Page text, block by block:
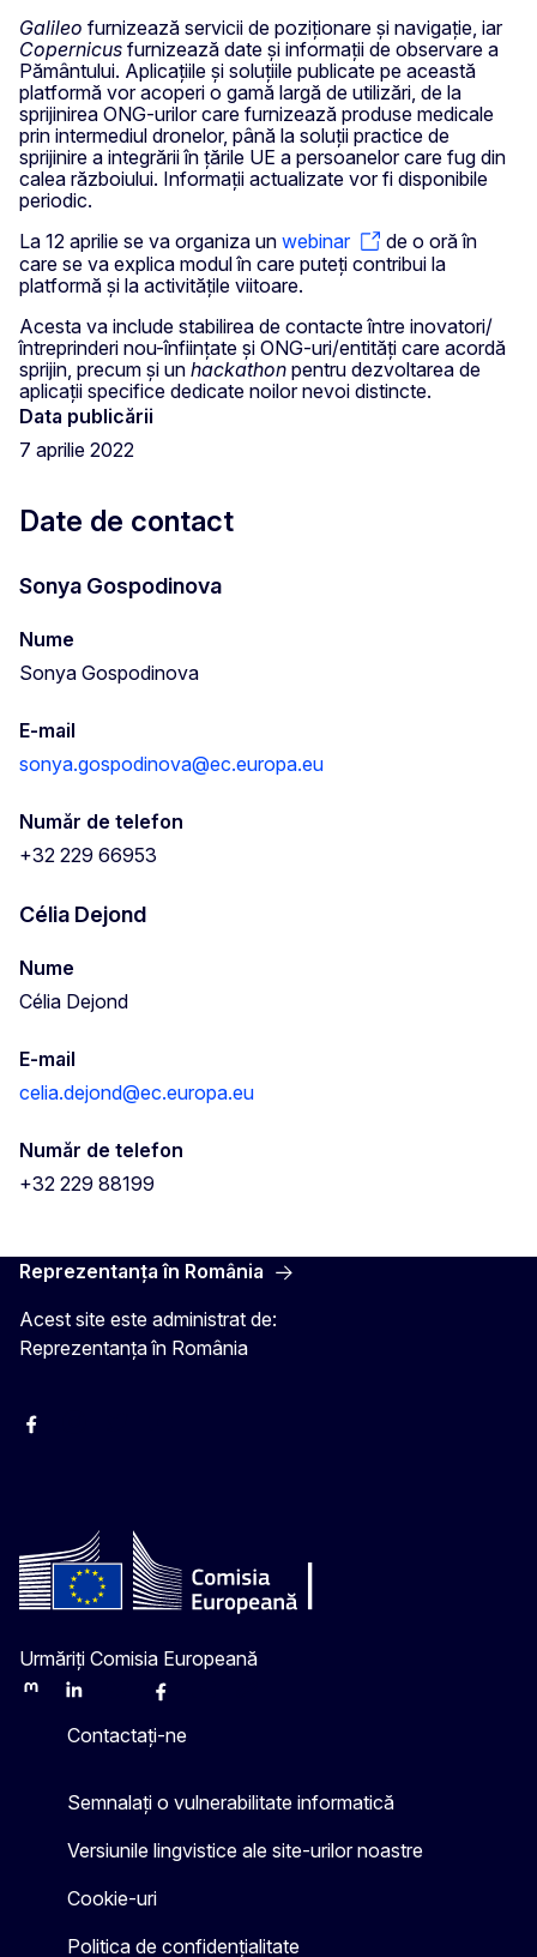
Galileo furnizează servicii de poziționare și navigație, iar
Copernicus furnizează date și informații de observare a
Pământului. Aplicațiile și soluțiile publicate pe această
platformă vor acoperi o gamă largă de utilizări, de la
sprijinirea ONG-urilor care furnizează produse medicale
prin intermediul dronelor, până la soluții practice de
sprijinire a integrării în țările UE a persoanelor care fug din
calea războiului. Informații actualizate vor fi disponibile
periodic.
La 12 aprilie se va organiza un webinar
de o oră în
care se va explica modul în care puteți contribui la
platformă și la activitățile viitoare.
Acesta va include stabilirea de contacte între inovatori/
întreprinderi nou-înființate și ONG-uri/entități care acordă
sprijin, precum și un hackathon pentru dezvoltarea de
aplicații specifice dedicate noilor nevoi distincte.
Data publicării
7 aprilie 2022
Date de contact
Sonya Gospodinova
Nume
Sonya Gospodinova
E-mail
sonya.gospodinova@ec.europa.eu
Număr de telefon
+32 229 66953
Célia Dejond
Nume
Célia Dejond
E-mail
celia.dejond@ec.europa.eu
Număr de telefon
+32 229 88199
Reprezentanța în România
Acest site este administrat de:
Reprezentanța în România
Facebook
Urmăriți Comisia Europeană
MastodonLinkedInBlueskyFacebook
Contactați-ne
Semnalați o vulnerabilitate informatică
Versiunile lingvistice ale site-urilor noastre
Cookie-uri
Politica de confidențialitate